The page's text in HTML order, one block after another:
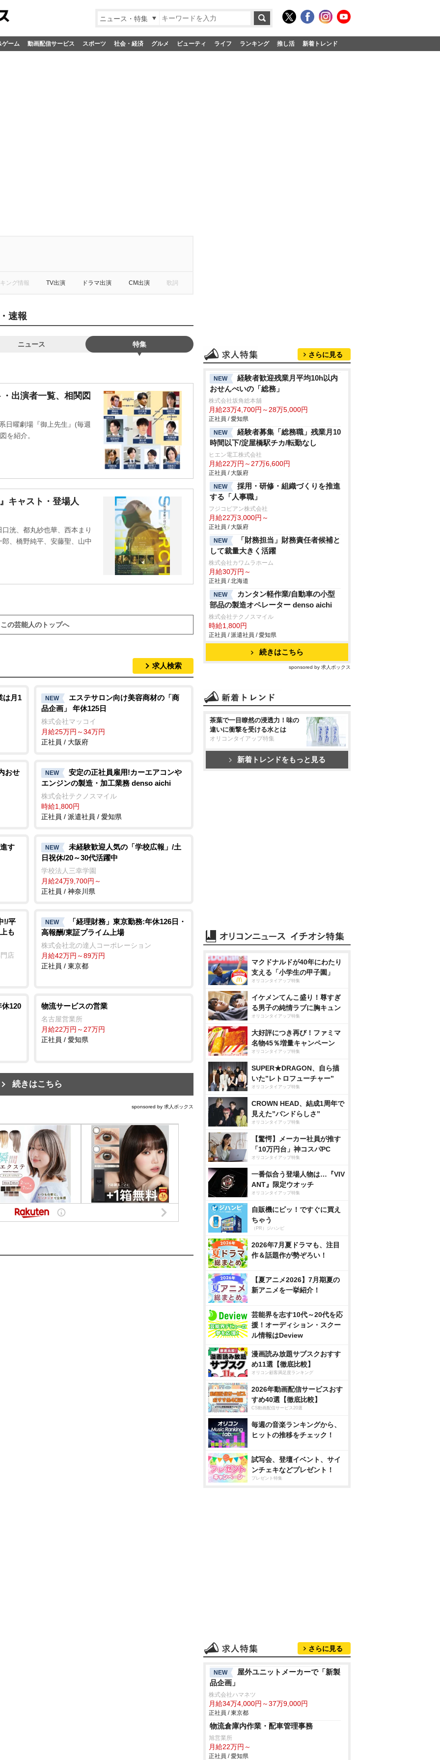
ニュース・特集
ゲーム 動画配信サービス スポーツ 社会・経済 グルメ ビューティ ライフ ランキング 推し活 新着トレンド
ング情報 TV出演 ドラマ出演 CM出演 歌詞
速報
ニュース 特集
出演者一覧、相関図
日曜劇場『御上先生』(毎週
を紹介。
キャスト・登場人
洸、都丸紗也華、西本まり
、橋野純平、安藤聖、山中
この芸能人のトップへ
求人検索
は月1 NEW
エステサロン向け美容商材の「商
品企画」 年休125日
株式会社マッコイ
月給25万円～34万円
正社員 / 大阪府
おせ NEW
安定の正社員雇用!カーエアコン
エンジンの製造・加工業務 denso aichi
株式会社テクノスマイル
時給1,800円
正社員 / 派遣社員 / 愛知県
す NEW
未経験歓迎人気の「学校広報」/土
日祝休/20～30代活躍中
学校法人三幸学園
月給24万9,700円～
正社員 / 神奈川県
!/平
も
店
NEW
「経理財務」東京勤務:年休126日・
高報酬/東証プライム上場
株式会社北の達人コーポレーション
月給42万円～89万円
正社員 / 東京都
120 物流サービスの営業
名古屋営業所
月給22万円～27万円
正社員 / 愛知県
続きはこちら
sponsored by 求人ボックス
さらに見る
NEW
経験者歓迎残業月平均10h以内
おせんべいの「総務」
株式会社坂角総本舖
月給23万4,700円～28万5,000円
正社員 / 愛知県
NEW
経験者募集「総務職」残業月10
時間以下/淀屋橋駅チカ/転勤なし
ヒエン電工株式会社
月給22万円～27万6,600円
正社員 / 大阪府
NEW
採用・研修・組織づくりを推進
する「人事職」
フジコピアン株式会社
月給22万3,000円～
正社員 / 大阪府
NEW
「財務担当」財務責任者候補と
して裁量大きく活躍
株式会社カワムラホーム
月給30万円～
正社員 / 北海道
NEW
カンタン軽作業/自動車の小型
部品の製造オペレーター denso aichi
株式会社テクノスマイル
時給1,800円
正社員 / 派遣社員 / 愛知県
続きはこちら
sponsored by 求人ボックス
茶葉で一目瞭然の浸透力！味の
違いに衝撃を受ける水とは
オリコンタイアップ特集
新着トレンドをもっと見る
マクドナルドが40年にわたり
支える「小学生の甲子園」
オリコンタイアップ特集
イケメンてんこ盛り！尊すぎ
る男子の純情ラブに胸キュン
オリコンタイアップ特集
大好評につき再び！ファミマ
名物45％増量キャンペーン
オリコンタイアップ特集
SUPER★DRAGON、自ら描
いた”レトロフューチャー”
オリコンタイアップ特集
CROWN HEAD、結成1周年で
見えた”バンドらしさ”
オリコンタイアップ特集
【驚愕】メーカー社員が推す
「10万円台」神コスパPC
オリコンタイアップ特集
一番似合う登場人物は…『VIV
ANT』限定ウオッチ
オリコンタイアップ特集
自販機にピッ！ですぐに買え
ちゃう
（PR）ジハンピ
2026年7月夏ドラマも、注目
作＆話題作が勢ぞろい！
【夏アニメ2026】7月期夏の
新アニメを一挙紹介！
芸能界を志す10代～20代を応
援！オーディション・スクー
ル情報はDeview
漫画読み放題サブスクおすす
め11選【徹底比較】
オリコン顧客満足度ランキング
2026年動画配信サービスおす
すめ40選【徹底比較】
CS動画配信サービス20選
毎週の音楽ランキングから、
ヒットの推移をチェック！
試写会、登壇イベント、サイ
ンチェキなどプレゼント！
プレゼント特集
さらに見る
NEW
屋外ユニットメーカーで「新製
品企画」
株式会社ハマネツ
月給34万4,000円～37万9,000円
正社員 / 東京都
物流倉庫内作業・配車管理事務
旭営業所
月給22万円～
正社員 / 愛知県